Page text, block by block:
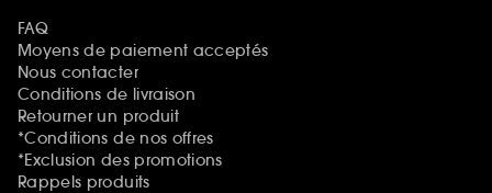
FAQ
Moyens de paiement acceptés
Nous contacter
Conditions de livraison
Retourner un produit
*Conditions de nos offres
*Exclusion des promotions
Rappels produits